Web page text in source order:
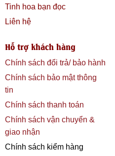
Tinh hoa bạn đọc
Liên hệ
Hỗ trợ khách hàng
Chính sách đổi trả/ bảo hành
Chính sách bảo mật thông
tin
Chính sách thanh toán
Chính sách vận chuyển &
giao nhận
Chính sách kiểm hàng